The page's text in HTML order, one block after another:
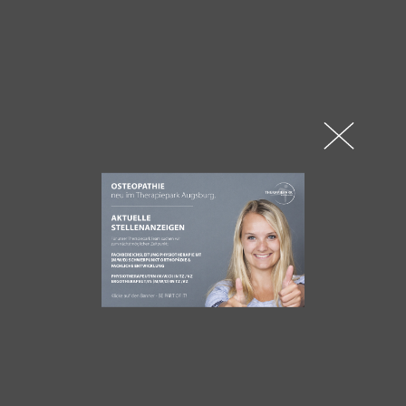
HERZLICH WILLKOMMEN IM
THERAPIEPARK AUGSBURG
Unter dem Motto „Erfahrung trifft Moderne“
finden Sie unsere Praxis im Medical Center im